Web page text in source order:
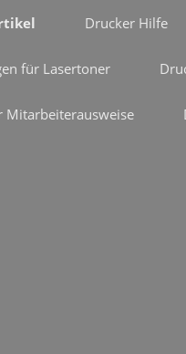
Drucker Hilfe
für Lasertoner
Mitarbeiterausweise